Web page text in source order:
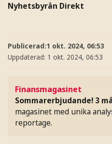
Nyhetsbyrån Direkt
Publicerad:1 okt. 2024, 06:53
Uppdaterad: 1 okt. 2024, 06:53
Finansmagasinet
Sommarerbjudande! 3
magasinet med unika
reportage.